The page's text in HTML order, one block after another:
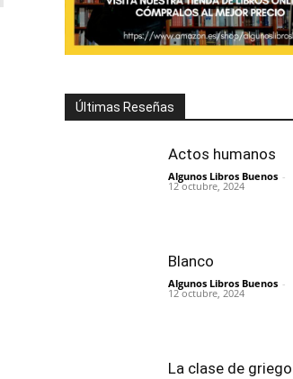
Últimas Reseñas
Actos humanos
Algunos Libros Buenos -
12 octubre, 2024
Blanco
Algunos Libros Buenos -
12 octubre, 2024
La clase de griego